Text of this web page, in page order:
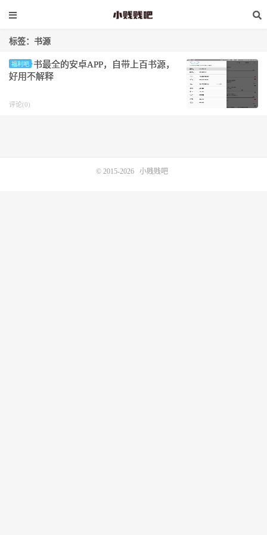
标签：书源
福利吧
书最全的安卓APP，自带上百书源，
好用不解释
评论(0)
© 2015-2026 小贱贱吧